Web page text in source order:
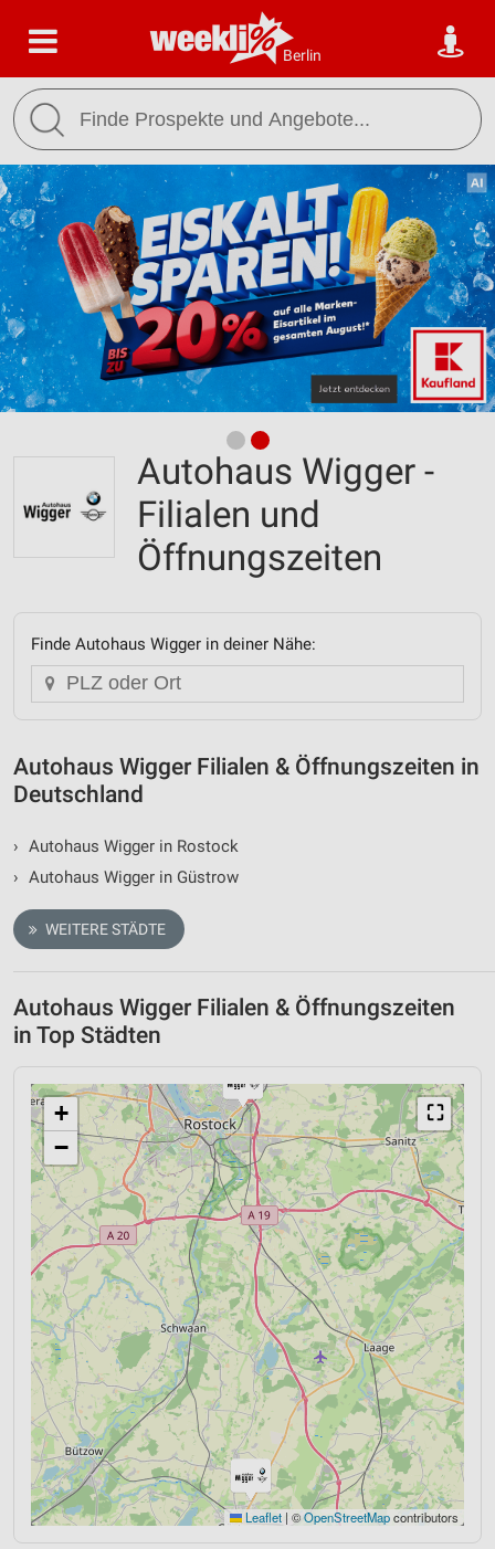
Berlin
Autohaus Wigger -
Filialen und
Öffnungszeiten
Finde Autohaus Wigger in deiner Nähe:
Autohaus Wigger Filialen & Öffnungszeiten in
Deutschland
› Autohaus Wigger in Rostock
› Autohaus Wigger in Güstrow
WEITERE STÄDTE
Autohaus Wigger Filialen & Öffnungszeiten
in Top Städten
⛶
+
−
Leaflet | ©OpenStreetMapcontributors